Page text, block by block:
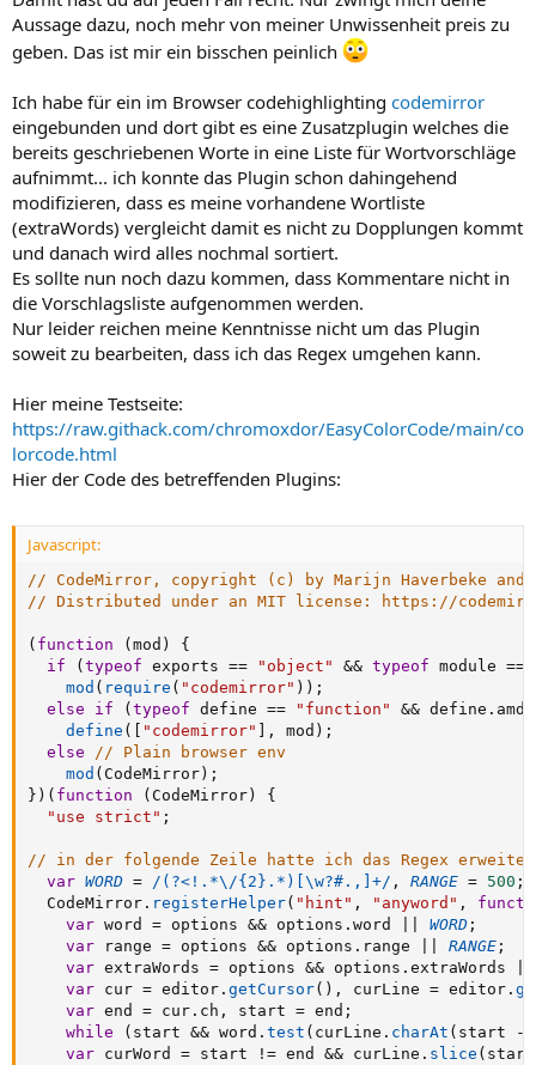
Aussage dazu, noch mehr von meiner Unwissenheit preis zu
geben. Das ist mir ein bisschen peinlich
Ich habe für ein im Browser codehighlighting codemirror
eingebunden und dort gibt es eine Zusatzplugin welches die
bereits geschriebenen Worte in eine Liste für Wortvorschläge
aufnimmt... ich konnte das Plugin schon dahingehend
modifizieren, dass es meine vorhandene Wortliste
(extraWords) vergleicht damit es nicht zu Dopplungen kommt
und danach wird alles nochmal sortiert.
Es sollte nun noch dazu kommen, dass Kommentare nicht in
die Vorschlagsliste aufgenommen werden.
Nur leider reichen meine Kenntnisse nicht um das Plugin
soweit zu bearbeiten, dass ich das Regex umgehen kann.
Hier meine Testseite:
https://raw.githack.com/chromoxdor/EasyColorCode/main/co
lorcode.html
Hier der Code des betreffenden Plugins:
Javascript:
// CodeMirror, copyright (c) by Marijn Haverbeke and
// Distributed under an MIT license: https://
( function ( mod )
{
if
( typeof exports == "object" && typeof module ==
mod ( require ( "codemirror" ) ) ;
else
if ( typeof define == "function" && define . amd
define ( "codemirror" , mod ) ;
else
// Plain browser env
mod ( CodeMirror ) ;
} ) ( function ( CodeMirror )
{
"use strict" ;
// in der folgende Zeile hatte ich das Regex erweitert
var WORD = /(?<!.*\/{2}.*)[\w?#.,]+/ , RANGE = 500 ;
  CodeMirror
. registerHelper( "hint" , "anyword" ,
var word = options && options . word WORD ;
var range = options && options . range RANGE ;
var extraWords = options && options . extraWords
var cur = editor . getCursor( ) , curLine = editor .
var end = cur . ch , start = end ;
while
( start && word . test ( curLine . charAt ( start -
var curWord = start != end && curLine . slice ( start